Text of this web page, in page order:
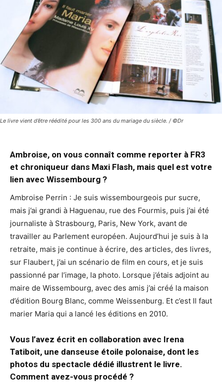
Le livre vient d’être réédité pour les 300 ans du mariage du siècle. / ©Dr
Ambroise, on vous connaît comme reporter à FR3
et chroniqueur dans Maxi Flash, mais quel est votre
lien avec Wissembourg ?
Ambroise Perrin : Je suis wissembourgeois pur sucre,
mais j’ai grandi à Haguenau, rue des Fourmis, puis j’ai été
journaliste à Strasbourg, Paris, New York, avant de
travailler au Parlement européen. Aujourd’hui je suis à la
retraite, mais je continue à écrire, des articles, des livres,
sur Flaubert, j’ai un scénario de film en cours, et je suis
passionné par l’image, la photo. Lorsque j’étais adjoint au
maire de Wissembourg, avec des amis j’ai créé la maison
d’édition Bourg Blanc, comme Weissenburg. Et c’est Il faut
marier Maria qui a lancé les éditions en 2010.
Vous l’avez écrit en collaboration avec Irena
Tatiboit, une danseuse étoile polonaise, dont les
photos du spectacle dédié illustrent le livre.
Comment avez-vous procédé ?